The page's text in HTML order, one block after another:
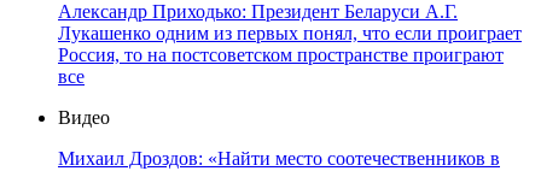
Александр Приходько: Президент Беларуси А.Г.
Лукашенко одним из первых понял, что если проиграет
Россия, то на постсоветском пространстве проиграют
все
Видео
Михаил Дроздов: «Найти место соотечественников в